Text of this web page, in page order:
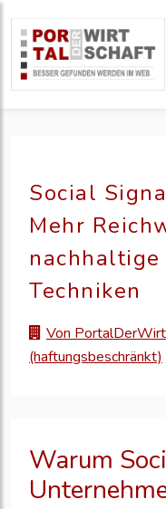
Social
Mehr
Techniken
Von
(haftungsbeschränkt)
Warum